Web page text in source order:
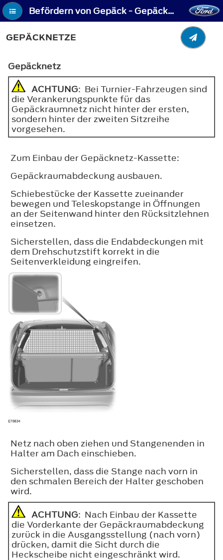
Befördern von Gepäck - Gepäcknetze
GEPÄCKNETZE
Gepäcknetz
ACHTUNG: Bei Turnier-Fahrzeugen sind
die Verankerungspunkte für das
Gepäckraumnetz nicht hinter der ersten,
sondern hinter der zweiten Sitzreihe
vorgesehen.
Zum Einbau der Gepäcknetz-Kassette:
Gepäckraumabdeckung ausbauen.
Schiebestücke der Kassette zueinander
bewegen und Teleskopstange in Öffnungen
an der Seitenwand hinter den Rücksitzlehnen
einsetzen.
Sicherstellen, dass die Endabdeckungen mit
dem Drehschutzstift korrekt in die
Seitenverkleidung eingreifen.
Netz nach oben ziehen und Stangenenden in
Halter am Dach einschieben.
Sicherstellen, dass die Stange nach vorn in
den schmalen Bereich der Halter geschoben
wird.
ACHTUNG: Nach Einbau der Kassette
die Vorderkante der Gepäckraumabdeckung
zurück in die Ausgangsstellung (nach vorn)
drücken, damit die Sicht durch die
Heckscheibe nicht eingeschränkt wird.